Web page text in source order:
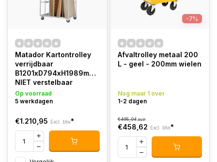
Matador Kartontrolley
verrijdbaar
B1201xD794xH1989mm
NIET verstelbaar
Op voorraad
5 werkdagen
€1.210,95 Excl. btw*
-7%
Afvaltrolley metaal 200
L - geel - 200mm wielen
Nog maar 1 over
1-2 dagen
€495,04 AVP
€458,62 Excl. btw*